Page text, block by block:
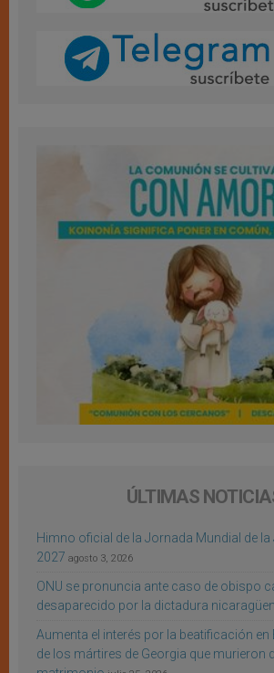
ÚLTIMAS
Himno oficial de la Jornada Mundial de la
2027 agosto 3, 2026
ONU se pronuncia ante caso de obispo
desaparecido por la dictadura
Aumenta el interés por la beatificación
de los mártires de Georgia que murieron